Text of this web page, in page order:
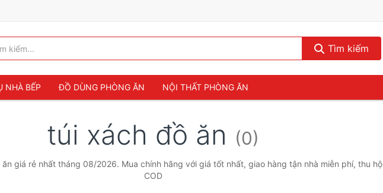
Tìm kiếm
NHÀ BẾP ĐỒ DÙNG PHÒNG ĂN NỘI THẤT PHÒNG ĂN
túi xách đồ ăn (0)
giá rẻ nhất tháng 08/2026. Mua chính hãng với giá tốt nhất, giao hàng tận nhà miễn phí, thu hộ
COD